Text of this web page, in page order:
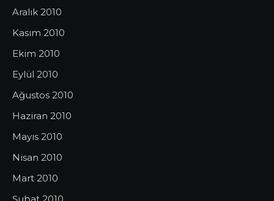
Aralık 2010
Kasım 2010
Ekim 2010
Eylül 2010
Ağustos 2010
Haziran 2010
Mayıs 2010
Nisan 2010
Mart 2010